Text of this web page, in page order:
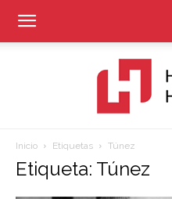
Inicio Etiquetas Túnez
Etiqueta: Túnez